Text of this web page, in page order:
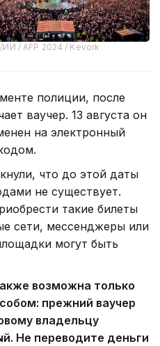
/ AFP 2024 / Kevork
полиции, после
ваучер. 13 августа он
на электронный
что до этой даты
не существует.
такие билеты
сети, мессенджеры или
могут быть
возможна только
прежний ваучер
владельцу
Не переводите деньги